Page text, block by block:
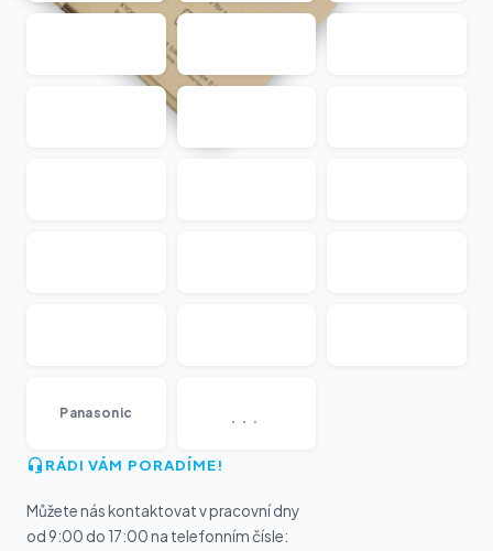
Panasonic ...
RÁDI VÁM PORADÍME!
Můžete nás kontaktovat v pracovní dny
od 9:00 do 17:00 na telefonním čísle: